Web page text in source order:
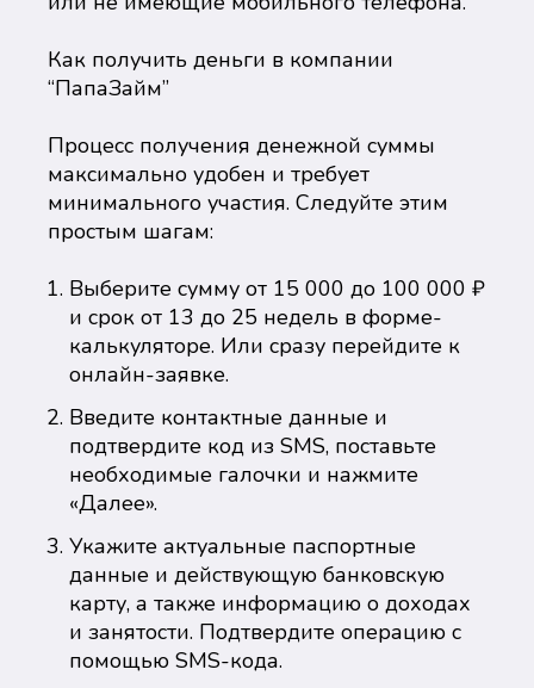
Как получить деньги в компании
“ПапаЗайм”
Процесс получения денежной суммы
максимально удобен и требует
минимального участия. Следуйте этим
простым шагам:
Выберите сумму от 15 000 до 100 000 ₽
и срок от 13 до 25 недель в форме-
калькуляторе. Или сразу перейдите к
онлайн-заявке.
Введите контактные данные и
подтвердите код из SMS, поставьте
необходимые галочки и нажмите
«Далее».
Укажите актуальные паспортные
данные и действующую банковскую
карту, а также информацию о доходах
и занятости. Подтвердите операцию с
помощью SMS-кода.